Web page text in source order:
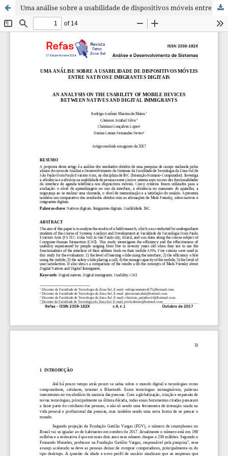
Uma análise sobre a usabilidade de dispositivos móveis entre nativos e imigrantes digitais